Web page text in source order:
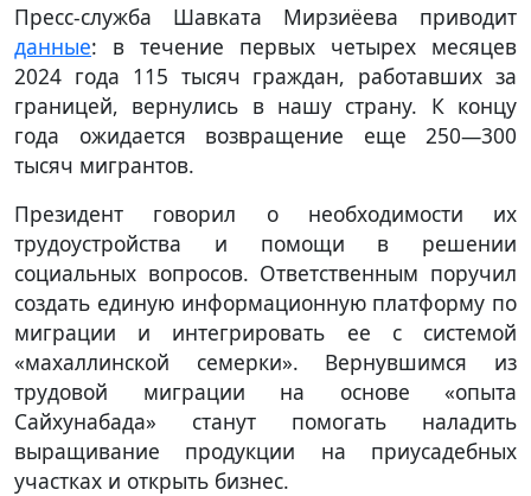
Пресс-служба Шавката Мирзиёева приводит
данные: в течение первых четырех месяцев
2024 года 115 тысяч граждан, работавших за
границей, вернулись в нашу страну. К концу
года ожидается возвращение еще 250—300
тысяч мигрантов.
Президент говорил о необходимости их
трудоустройства и помощи в решении
социальных вопросов. Ответственным поручил
создать единую информационную платформу по
миграции и интегрировать ее с системой
«махаллинской семерки». Вернувшимся из
трудовой миграции на основе «опыта
Сайхунабада» станут помогать наладить
выращивание продукции на приусадебных
участках и открыть бизнес.